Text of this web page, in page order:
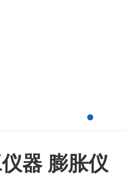
器 膨胀仪